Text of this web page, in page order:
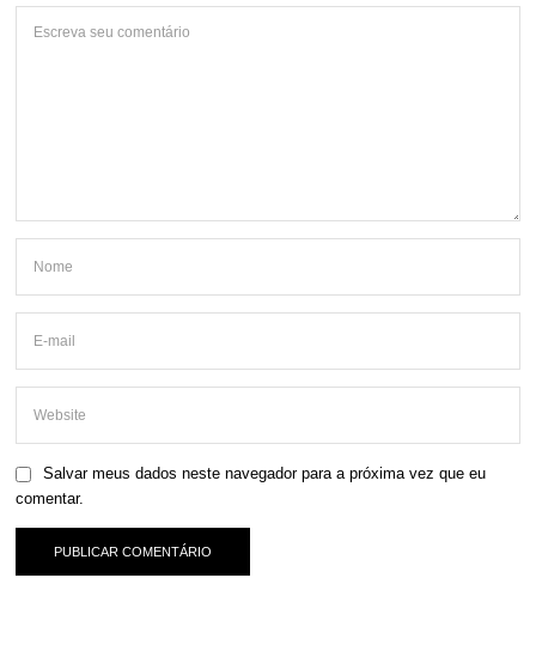
Salvar meus dados neste navegador para a próxima vez que eu
comentar.